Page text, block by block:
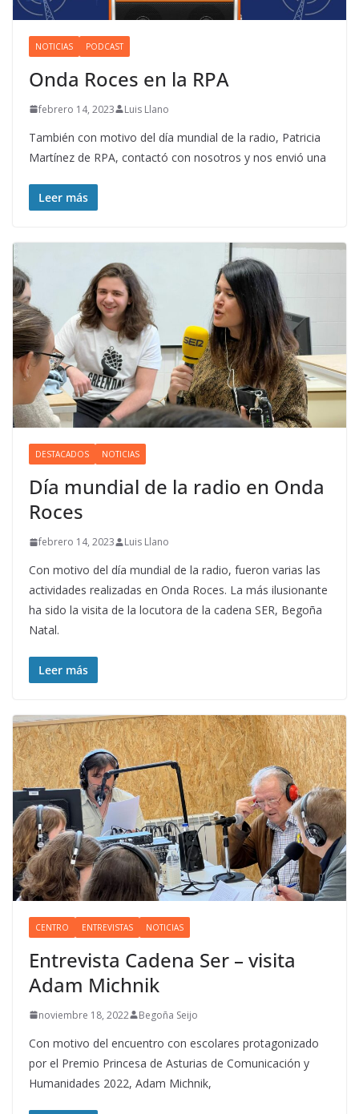
NOTICIAS PODCAST
Onda Roces en la RPA
febrero 14, 2023 Luis Llano
También con motivo del día mundial de la radio, Patricia
Martínez de RPA, contactó con nosotros y nos envió una
Leer más
DESTACADOS NOTICIAS
Día mundial de la radio en Onda
Roces
febrero 14, 2023 Luis Llano
Con motivo del día mundial de la radio, fueron varias las
actividades realizadas en Onda Roces. La más ilusionante
ha sido la visita de la locutora de la cadena SER, Begoña
Natal.
Leer más
CENTRO ENTREVISTAS NOTICIAS
Entrevista Cadena Ser – visita
Adam Michnik
noviembre 18, 2022 Begoña Seijo
Con motivo del encuentro con escolares protagonizado
por el Premio Princesa de Asturias de Comunicación y
Humanidades 2022, Adam Michnik,